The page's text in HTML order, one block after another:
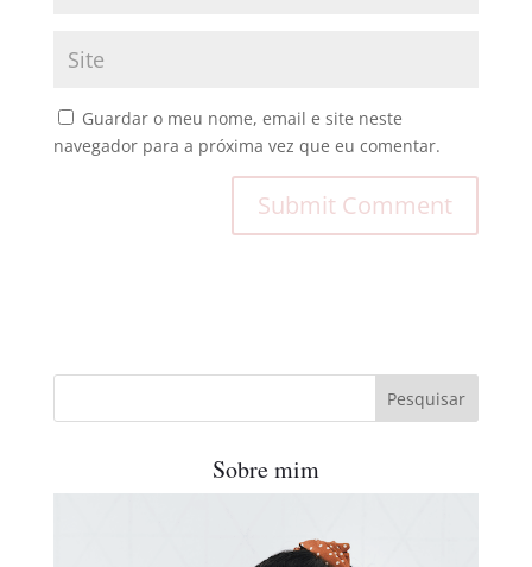
Guardar o meu nome, email e site neste
navegador para a próxima vez que eu comentar.
Sobre mim